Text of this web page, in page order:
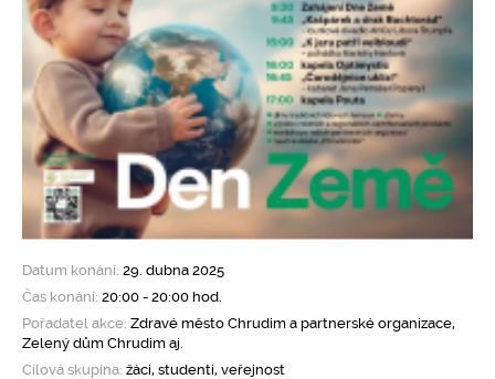
Datum konání: 29. dubna 2025
Čas konání: 20:00 - 20:00 hod.
Pořadatel akce: Zdravé město Chrudim a partnerské organizace,
Zelený dům Chrudim aj.
Cílová skupina: žáci, studenti, veřejnost